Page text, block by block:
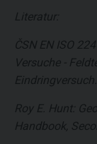
Literatur:
ČSN EN ISO
Versuche -
Roy E. Hunt:
Handbook,